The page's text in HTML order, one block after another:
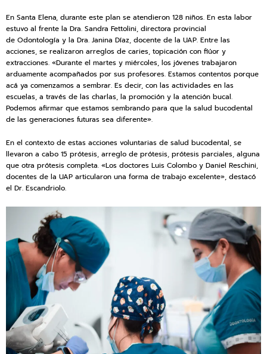
En Santa Elena, durante este plan se atendieron 128 niños. En esta labor
estuvo al frente la Dra. Sandra Fettolini, directora provincial
de Odontología y la Dra. Janina Díaz, docente de la UAP. Entre las
acciones, se realizaron arreglos de caries, topicación con flúor y
extracciones. «Durante el martes y miércoles, los jóvenes trabajaron
arduamente acompañados por sus profesores. Estamos contentos porque
acá ya comenzamos a sembrar. Es decir, con las actividades en las
escuelas, a través de las charlas, la promoción y la atención bucal.
Podemos afirmar que estamos sembrando para que la salud bucodental
de las generaciones futuras sea diferente».
En el contexto de estas acciones voluntarias de salud bucodental, se
llevaron a cabo 15 prótesis, arreglo de prótesis, prótesis parciales, alguna
que otra prótesis completa. «Los doctores Luis Colombo y Daniel Reschini,
docentes de la UAP articularon una forma de trabajo excelente», destacó
el Dr. Escandriolo.